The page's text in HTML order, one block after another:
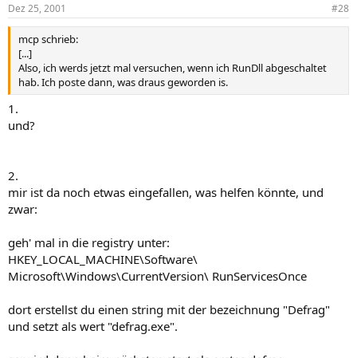
Dez 25, 2001 #28
mcp schrieb:
[...]
Also, ich werds jetzt mal versuchen, wenn ich RunDll abgeschaltet
hab. Ich poste dann, was draus geworden is.
1.
und?
2.
mir ist da noch etwas eingefallen, was helfen könnte, und
zwar:
geh' mal in die registry unter:
HKEY_LOCAL_MACHINE\Software\
Microsoft\Windows\CurrentVersion\ RunServicesOnce
dort erstellst du einen string mit der bezeichnung "Defrag"
und setzt als wert "defrag.exe".